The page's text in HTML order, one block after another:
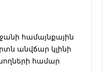
համայնքային
անվճար կլինի
համար